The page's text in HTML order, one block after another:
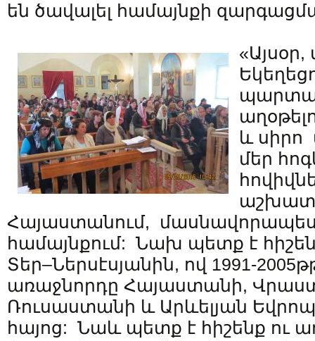
են ծավալել համայնքի
«Այսօր,
և սիրո
մեր
Հայաստանում,
համայնքում: Նախ պետք է
Տեր–Ներսէսյանին, ով 1991-
առաջնորդը Հայաստանի,
Ռուսաստանի և Արևելյան
հայոց: Նաև պետք է հիշենք ու